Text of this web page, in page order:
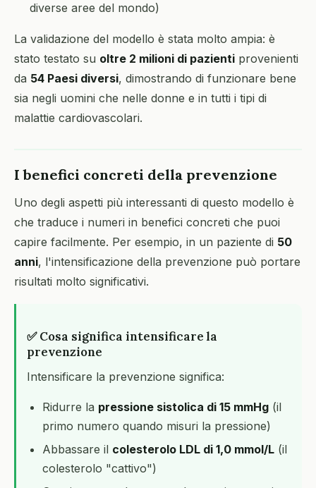
diverse aree del mondo)
La validazione del modello è stata molto ampia: è
stato testato su oltre 2 milioni di pazienti provenienti
da 54 Paesi diversi, dimostrando di funzionare bene
sia negli uomini che nelle donne e in tutti i tipi di
malattie cardiovascolari.
I benefici concreti della prevenzione
Uno degli aspetti più interessanti di questo modello è
che traduce i numeri in benefici concreti che puoi
capire facilmente. Per esempio, in un paziente di 50
anni, l'intensificazione della prevenzione può portare
risultati molto significativi.
✅ Cosa significa intensificare la
prevenzione
Intensificare la prevenzione significa:
Ridurre la pressione sistolica di 15 mmHg (il
primo numero quando misuri la pressione)
Abbassare il colesterolo LDL di 1,0 mmol/L (il
colesterolo "cattivo")